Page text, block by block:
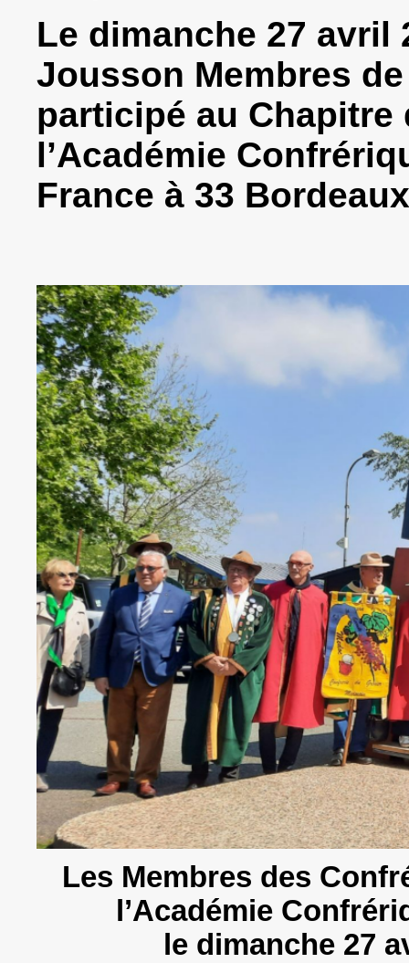
Le dimanche 27 avril
Jousson Membres
participé au Chapitre
l’Académie
France à 33 Bordeaux
Les Membres des
l’Académie
le dimanche 27